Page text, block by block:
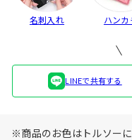
名刺入れ ハンカ
LINEで共有する
※商品のお色はトルソー